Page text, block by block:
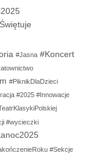
#Jasna #Koncert
#PiknikDlaDzieci
#2025 #Innowacje
#wycieczki
#Sekcje